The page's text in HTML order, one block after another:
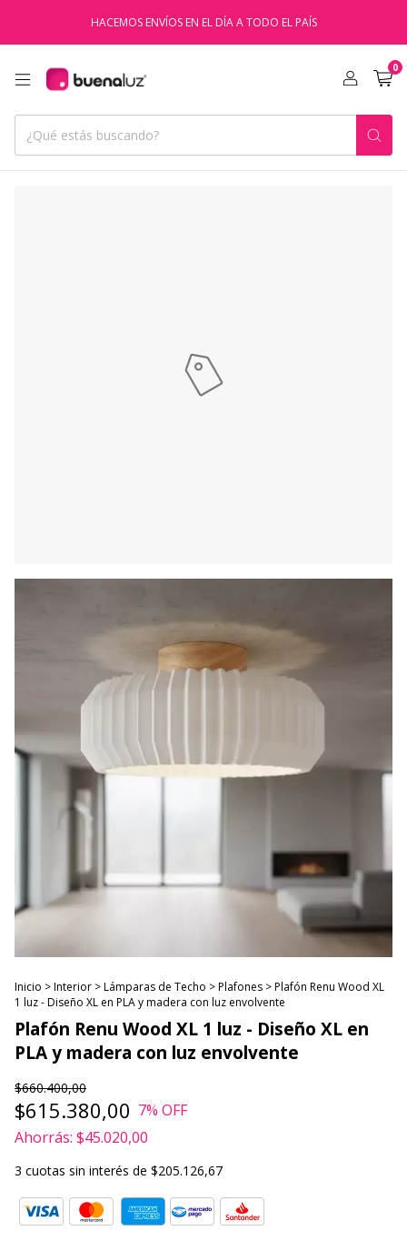
HACEMOS ENVÍOS EN EL DÍA A TODO EL PAÍS
0
Inicio >Interior >Lámparas de Techo >Plafones >Plafón Renu Wood XL
1 luz - Diseño XL en PLA y madera con luz envolvente
Plafón Renu Wood XL 1 luz - Diseño XL en
PLA y madera con luz envolvente
$660.400,00
$615.380,00 7% OFF
Ahorrás: $45.020,00
3 cuotas sin interés de $205.126,67